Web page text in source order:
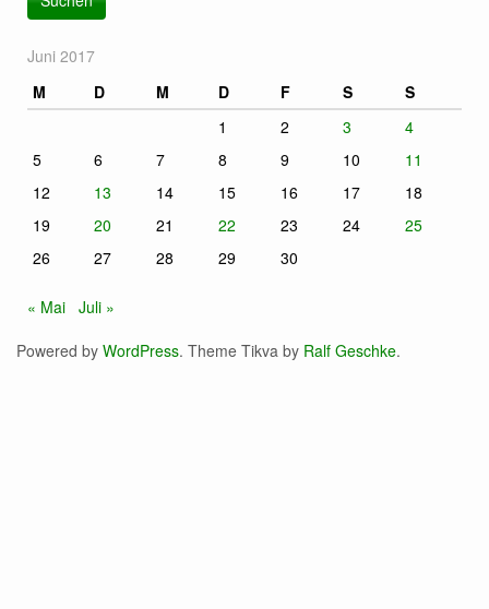
Juni 2017
M
D M D F S
S
1
2 3
4
5
6 7 8 9 10
11
12
13 14 15 16 17
18
19
20 21 22 23 24
25
26
27 28 29 30
« Mai Juli »
Powered by WordPress. Theme Tikva by Ralf Geschke.